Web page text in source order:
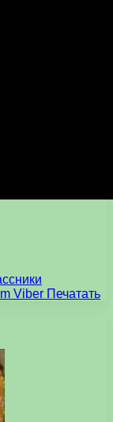
Viber Печатать